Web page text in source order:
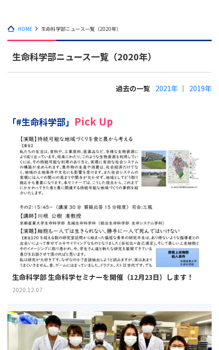
HOME 生命科学部ニュース一覧（2020年）
生命科学部ニュース一覧（2020年）
過去の一覧 2021年 2019年
「#生命科学部」 Pick Up
生命科学部 生命科学セミナーを開催（12月23日）します！
2020.12.07